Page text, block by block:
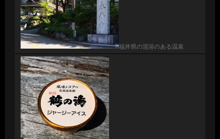
福井県の混浴のある温泉